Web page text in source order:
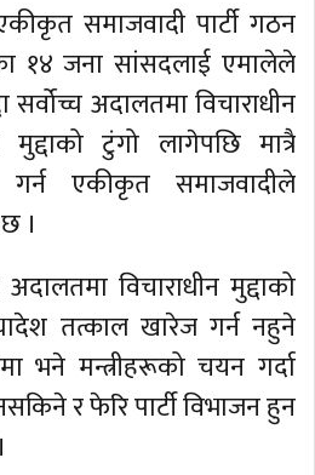
समाजवादी पार्टी गठन
१४ जना सांसदलाई एमालेले
सर्वोच्च अदालतमा विचाराधीन
टुंगो लागेपछि मात्रै
गर्न एकीकृत समाजवादीले
।
विचाराधीन मुद्दाको
तत्काल खारेज गर्न नहुने
भने मन्त्रीहरूको चयन गर्दा
र फेरि पार्टी विभाजन हुन